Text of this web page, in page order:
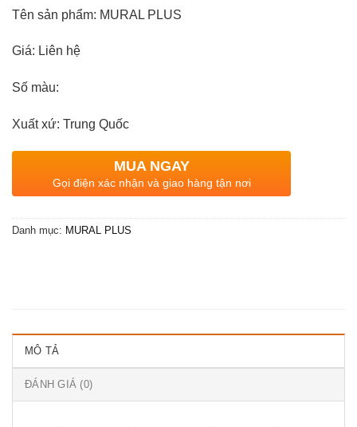
Tên sản phẩm: MURAL PLUS
Giá: Liên hệ
Số màu:
Xuất xứ: Trung Quốc
MUA NGAY
Gọi điện xác nhận và giao hàng tận nơi
Danh mục: MURAL PLUS
MÔ TẢ
ĐÁNH GIÁ (0)